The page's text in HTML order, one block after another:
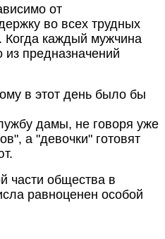
от
во всех трудных
Когда каждый мужчина
из предназначений
в этот день было бы
дамы, не говоря уже
а "девочки" готовят
части общества в
равноценен особой